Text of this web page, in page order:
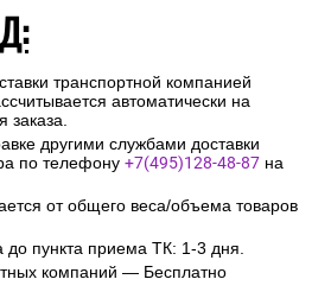
транспортной компанией
автоматически на
заказа.
другими службами доставки
по телефону +7(495)128-48-87 на
от общего веса/объема товаров
до пункта приема ТК: 1-3 дня.
компаний — Бесплатно